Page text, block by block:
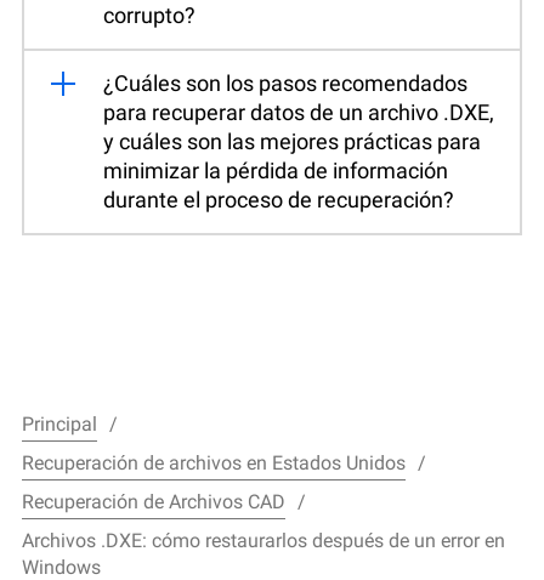
corrupto?
¿Cuáles son los pasos recomendados
para recuperar datos de un archivo .DXE,
y cuáles son las mejores prácticas para
minimizar la pérdida de información
durante el proceso de recuperación?
Principal
Recuperación de archivos en Estados Unidos
Recuperación de Archivos CAD
Archivos .DXE: cómo restaurarlos después de un error en
Windows